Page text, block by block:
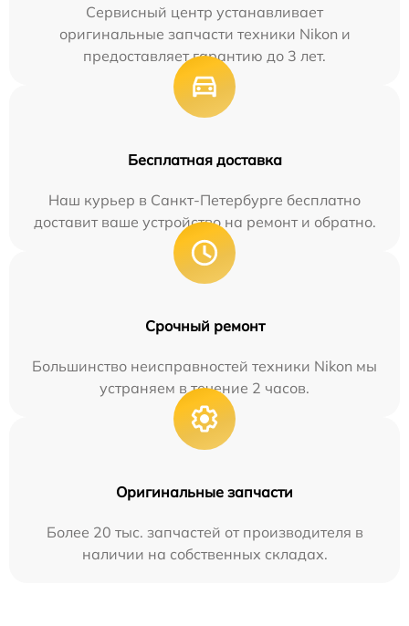
Сервисный центр устанавливает
оригинальные запчасти техники Nikon и
предоставляет гарантию до 3 лет.
Бесплатная доставка
Наш курьер в Санкт-Петербурге бесплатно
доставит ваше устройство на ремонт и обратно.
Срочный ремонт
Большинство неисправностей техники Nikon мы
устраняем в течение 2 часов.
Оригинальные запчасти
Более 20 тыс. запчастей от производителя в
наличии на собственных складах.